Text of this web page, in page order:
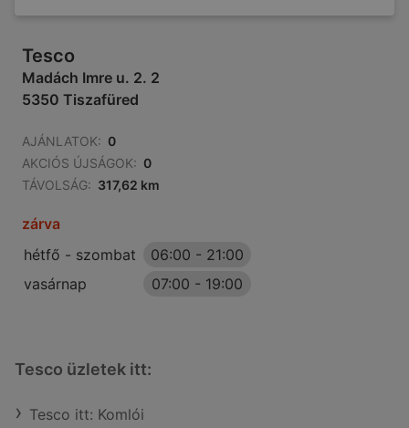
Tesco
Madách Imre u. 2. 2
5350 Tiszafüred
AJÁNLATOK: 0
AKCIÓS ÚJSÁGOK: 0
TÁVOLSÁG: 317,62 km
zárva
hétfő - szombat
06:00 - 21:00
vasárnap
07:00 - 19:00
Tesco üzletek itt:
Tesco itt: Komlói